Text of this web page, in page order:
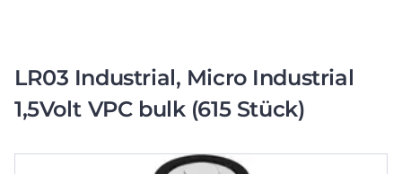
LR03 Industrial, Micro Industrial
1,5Volt VPC bulk (615 Stück)